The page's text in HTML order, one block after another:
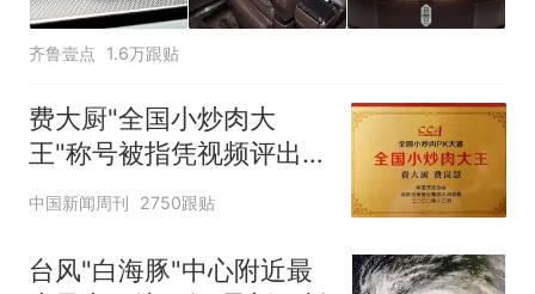
齐鲁壹点 1.6万跟贴
费大厨"全国小炒肉大
王"称号被指凭视频评出
官方回应
中国新闻周刊 2750跟贴
台风"白海豚"中心附近最